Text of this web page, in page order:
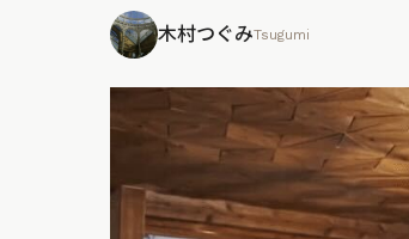
木村つぐみTsugumi